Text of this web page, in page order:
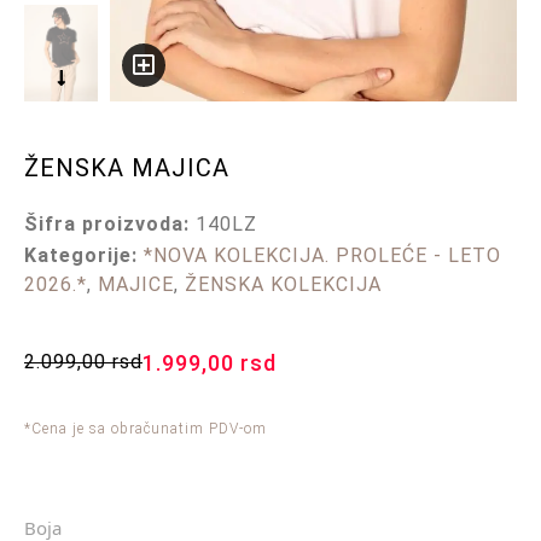
ŽENSKA MAJICA
Šifra proizvoda: 140LZ
Kategorije: *NOVA KOLEKCIJA. PROLEĆE - LETO
2026.*, MAJICE, ŽENSKA KOLEKCIJA
2.099,00rsd1.999,00 rsd
*Cena je sa obračunatim PDV-om
Boja